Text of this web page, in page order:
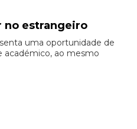
no estrangeiro
uma oportunidade de
académico, ao mesmo